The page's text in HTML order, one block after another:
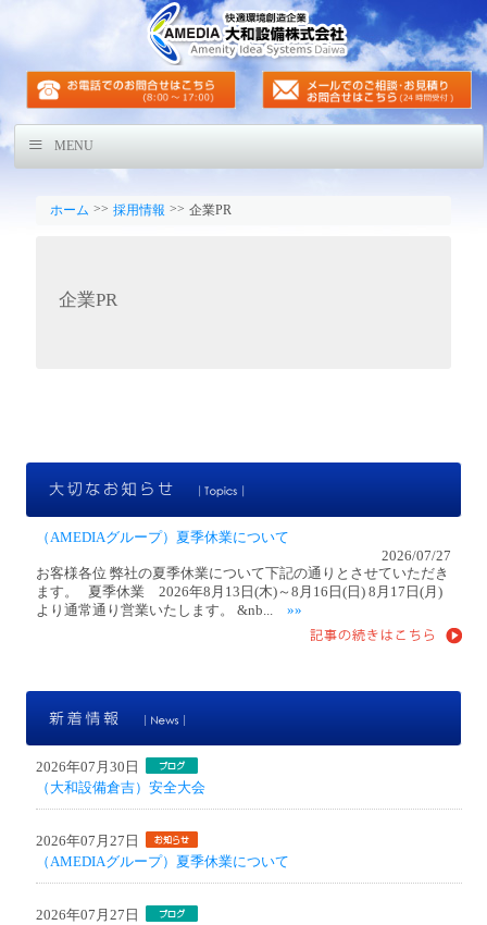
MENU
ホーム >> 採用情報 >> 企業PR
企業PR
（AMEDIAグループ）夏季休業について
2026/07/27
お客様各位 弊社の夏季休業について下記の通りとさせていただき
ます。 夏季休業 2026年8月13日(木)～8月16日(日) 8月17日(月)
より通常通り営業いたします。 &nb...»»
2026年07月30日
（大和設備倉吉）安全大会
2026年07月27日
（AMEDIAグループ）夏季休業について
2026年07月27日